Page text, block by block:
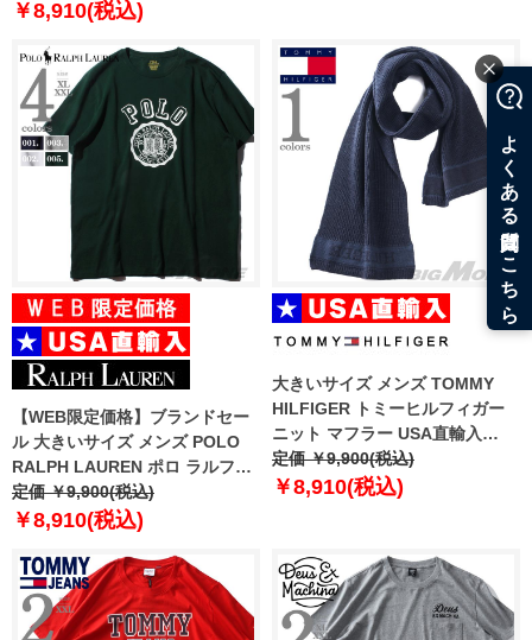
￥8,910(税込)
【WEB限定価格】ブランドセー
ル 大きいサイズ メンズ POLO
RALPH LAUREN ポロ ラルフロ
ーレン プリント 半袖 Tシャツ
USA直輸入 710788081
定価 ￥9,900(税込)
￥8,910(税込)
大きいサイズ メンズ TOMMY
HILFIGER トミーヒルフィガー
ニット マフラー USA直輸入
thmc524552
定価 ￥9,900(税込)
￥8,910(税込)